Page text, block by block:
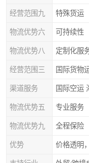
经营范围九 特殊货运
物流优势六 可持续性
物流优势八 定制化服
经营范围三 国际货物
渠道服务 国际空运
物流优势五 专业服务
物流优势九 全程保险
优势 价格透明